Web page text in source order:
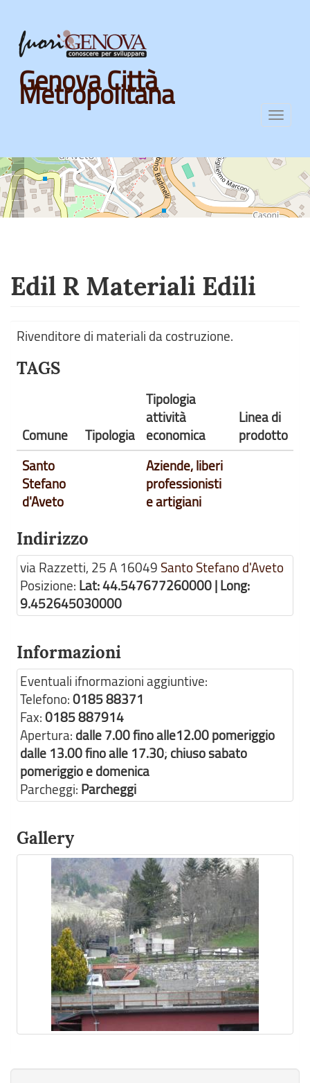
Skip
main
content
Genova Città
Metropolitana
Edil R Materiali Edili
Rivenditore di materiali da costruzione.
TAGS
Comune Tipologia
Tipologia
attività
economica
Linea di
prodotto
Santo
Stefano
d'Aveto
Aziende, liberi
professionisti
e artigiani
Indirizzo
via Razzetti, 25 A 16049 Santo Stefano d'Aveto
Posizione: Lat: 44.547677260000 | Long:
9.452645030000
Informazioni
Eventuali ifnormazioni aggiuntive:
Telefono:0185 88371
Fax:0185 887914
Apertura: dalle 7.00 fino alle12.00 pomeriggio
dalle 13.00 fino alle 17.30; chiuso sabato
pomeriggio e domenica
Parcheggi: Parcheggi
Gallery